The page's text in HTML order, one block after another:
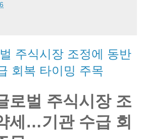
주식시장 조정에 동반
회복 타이밍 주목
로벌 주식시장 조
세…기관 수급 회